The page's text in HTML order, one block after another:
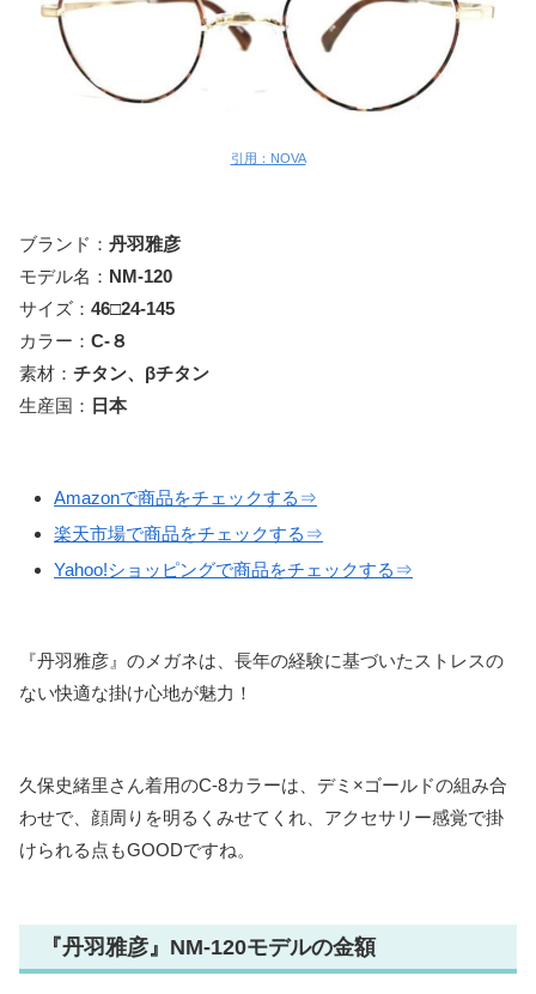
引用：NOVA
ブランド： 丹羽雅彦
モデル名： NM-120
サイズ： 46□24-145
カラー： C-８
素材： チタン、βチタン
生産国： 日本
Amazonで商品をチェックする⇒
楽天市場で商品をチェックする⇒
Yahoo!ショッピングで商品をチェックする⇒
『丹羽雅彦』のメガネは、長年の経験に基づいたストレスの
ない快適な掛け心地が魅力！
久保史緒里さん着用のC-8カラーは、デミ×ゴールドの組み合
わせで、顔周りを明るくみせてくれ、アクセサリー感覚で掛
けられる点もGOODですね。
『丹羽雅彦』NM-120モデルの金額